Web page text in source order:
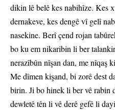
dikin lê belê kes nabihîze. Kes
dernakeve, kes dengê vî gelî
nasekine. Berî çend rojan
bo ku em nikaribin li ber
nerazîbûn nîşan dan, me nîqaş
Me dîmen kişand, bi zorê dest
birin. Ji bo hinek li ber vê rabin
dewletê tên li vê derê gefê li